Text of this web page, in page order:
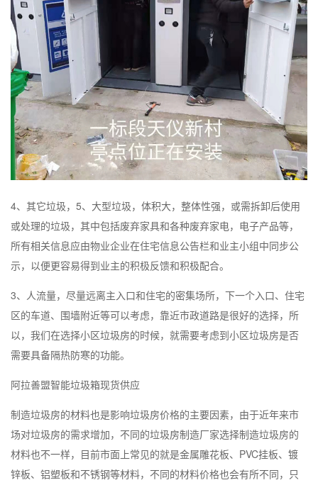
4、其它垃圾，5、大型垃圾，体积大，整体性强，或需拆卸后使用
或处理的垃圾，其中包括废弃家具和各种废弃家电，电子产品等，
所有相关信息应由物业企业在住宅信息公告栏和业主小组中同步公
示，以便更容易得到业主的积极反馈和积极配合。
3、人流量，尽量远离主入口和住宅的密集场所，下一个入口、住宅
区的车道、围墙附近等可以考虑，靠近市政道路是很好的选择，所
以，我们在选择小区垃圾房的时候，就需要考虑到小区垃圾房是否
需要具备隔热防寒的功能。
阿拉善盟智能垃圾箱现货供应
制造垃圾房的材料也是影响垃圾房价格的主要因素，由于近年来市
场对垃圾房的需求增加，不同的垃圾房制造厂家选择制造垃圾房的
材料也不一样，目前市面上常见的就是金属雕花板、PVC挂板、镀
锌板、铝塑板和不锈钢等材料，不同的材料价格也会有所不同，只